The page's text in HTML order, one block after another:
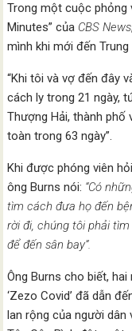
Trong một cuộc phỏng
Minutes” của CBS News
mình khi mới đến Trung
“Khi tôi và vợ đến đây
cách ly trong 21 ngày,
Thượng Hải, thành phố
toàn trong 63 ngày”.
Khi được phóng viên
ông Burns nói: “Có
tìm cách đưa họ đến
rời đi, chúng tôi phải
để đến sân bay”.
Ông Burns cho biết,
‘Zezo Covid’ đã dẫn
lan rộng của người dân